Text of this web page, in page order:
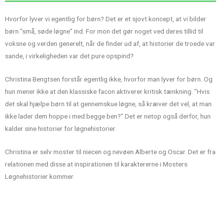
Hvorfor lyver vi egentlig for børn? Det er et sjovt koncept, at vi bilder
børn ”små, søde løgne” ind. For mon det gør noget ved deres tillid til
voksne og verden generelt, når de finder ud af, at historier de troede var
sande, i virkeligheden var det pure opspind?
Christina Bengtsen forstår egentlig ikke, hvorfor man lyver for børn. Og
hun mener ikke at den klassiske facon aktiverer kritisk tænkning. ”Hvis
det skal hjælpe børn til at gennemskue løgne, så kræver det vel, at man
ikke lader dem hoppe i med begge ben?” Det er netop også derfor, hun
kalder sine historier for løgnehistorier.
Christina er selv moster til niecen og nevøen Alberte og Oscar. Det er fra
relationen med disse at inspirationen til karaktererne i Mosters
Løgnehistorier kommer.